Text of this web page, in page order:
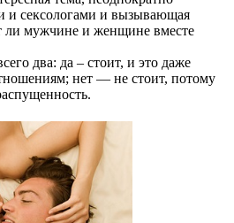
и сексологами и вызывающая
ли мужчине и женщине вместе
два: да – стоит, и это даже
нет — не стоит, потому